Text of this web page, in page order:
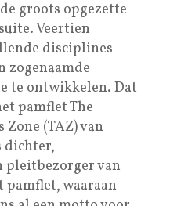
groots opgezette
Veertien
disciplines
zogenaamde
te ontwikkelen. Dat
pamflet The
(TAZ) van
dichter,
van
pamflet, waaraan